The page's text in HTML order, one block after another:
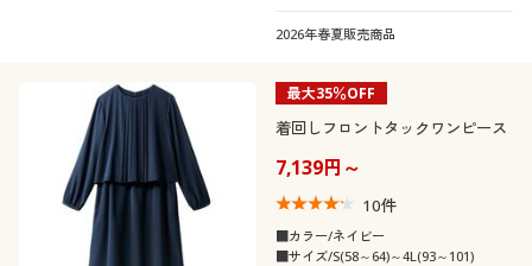
よくある質問とお問い合わせ
50代
夏
秋
閉じる
2026年春夏販売商品
最大35％OFF
着回しフロントタックワンピース
7,139円～
10件
■カラー/ネイビー
■サイズ/S(58～64)～4L(93～101)